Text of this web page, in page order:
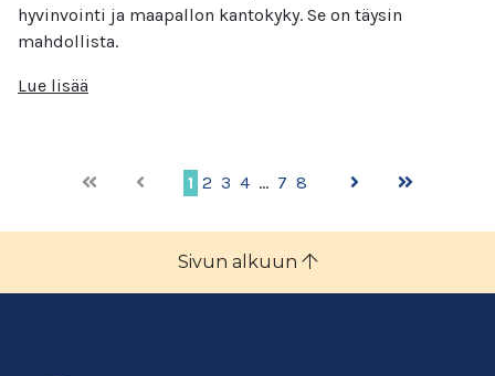
hyvinvointi ja maapallon kantokyky. Se on täysin
mahdollista.
Lue lisää
1 2 3 4 … 7 8
Sivun alkuun